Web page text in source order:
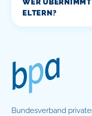
WER
ELTERN?
Bundesverband